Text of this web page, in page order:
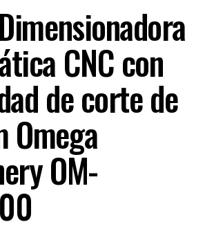
CNC con
de corte de
Omega
OM-